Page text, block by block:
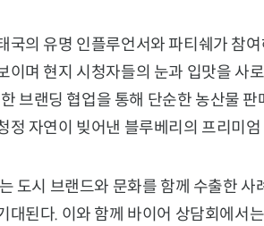
국의 유명 인플루언서와 파티쉐가 참
이며 현지 시청자들의 눈과 입맛을 사
브랜딩 협업을 통해 단순한 농산물 판
정 자연이 빚어낸 블루베리의 프리미
도시 브랜드와 문화를 함께 수출한
대된다. 이와 함께 바이어 상담회에서